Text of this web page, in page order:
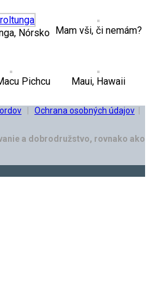
Nórsko Mam vši, či nemám?
Pichcu Maui, Hawaii
Ochrana osobných údajov
a dobrodružstvo, rovnako ako